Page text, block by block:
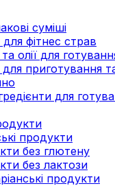
суміші
для фітнес страв
олії для
для приготування
для
продукти
без глютену
без лактози
продукти